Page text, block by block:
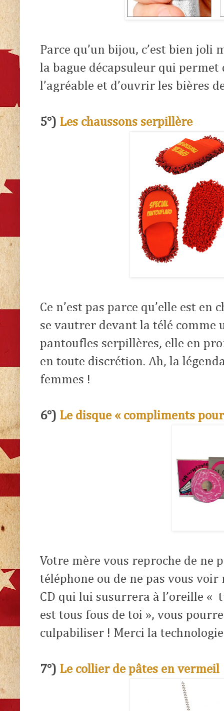
Parce qu’un bijou, c’est bien joli
la bague décapsuleur qui permet
l’agréable et d’ouvrir les bières
5°) Les chaussons serpillère
Ce n’est pas parce qu’elle est en
se vautrer devant la télé comme
pantoufles serpillères, elle en
en toute discrétion. Ah, la
femmes !
6°) Le disque « compliments
Votre mère vous reproche de ne
téléphone ou de ne pas vous voir
CD qui lui susurrera à l’oreille «
est tous fous de toi », vous
culpabiliser ! Merci la
7°) Le collier de pâtes en vermeil